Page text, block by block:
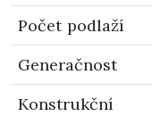
Počet podlaží
Generačnost
Konstrukční